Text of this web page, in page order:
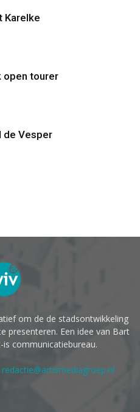
Karelke
open tourer
de Vesper
om de de stadsontwikkeling
presenteren. Een idee van Bart
communicatiebureau.
redactie@artismediagroep.nl